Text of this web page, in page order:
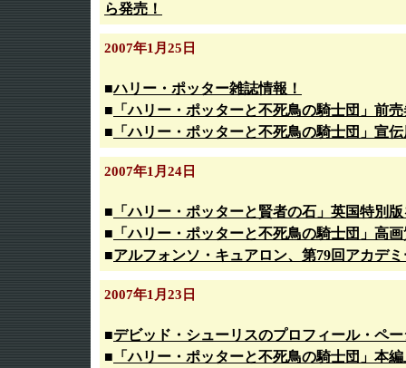
ら発売！
2007年1月25日
■ハリー・ポッター雑誌情報！
■ 「ハリー・ポッターと不死鳥の騎士団」前
■ 「ハリー・ポッターと不死鳥の騎士団」宣
2007年1月24日
■ 「ハリー・ポッターと賢者の石」英国特別
■ 「ハリー・ポッターと不死鳥の騎士団」高
■アルフォンソ・キュアロン、第79回アカデ
2007年1月23日
■デビッド・シューリスのプロフィール・ペ
■ 「ハリー・ポッターと不死鳥の騎士団」本